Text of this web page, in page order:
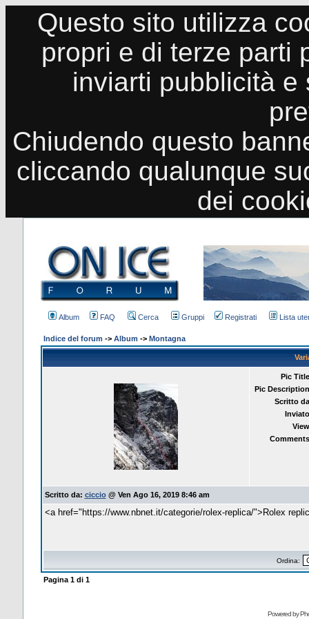
Questo sito utilizza
propri e di terze parti
inviarti pubblicità
Chiudendo questo
cliccando qualunque
dei
Album FAQ Cerca Gruppi Registrati Lista
Indice del forum -> Album -> Montagna
Pic
Pic
Scritto
Scritto da: ciccio@ Ven Ago 16, 2019 8:46 am
<a href="https://www.nbnet.it/categorie/rolex-replica/">Rolex
Ordina:
Pagina 1di 1
Powered by